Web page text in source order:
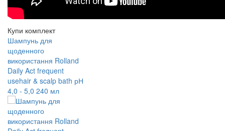
Купи комплект
Шампунь для
щоденного
використання Rolland
Daily Act frequent
usehair & scalp bath рН
4,0 - 5,0 240 мл